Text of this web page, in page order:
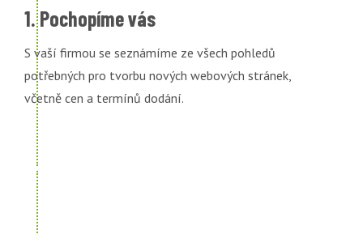
1. Pochopíme vás
S vaší firmou se seznámíme ze všech pohledů
potřebných pro tvorbu nových webových stránek,
včetně cen a termínů dodání.